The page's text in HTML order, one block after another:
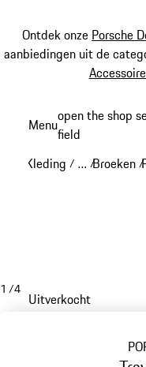
Ontdek onze Porsche
aanbiedingen uit de
hoofdinhoud
Menuopen the shop
field
Kleding / …
Reveal
/Broeken /
1 /4
Uitverkocht